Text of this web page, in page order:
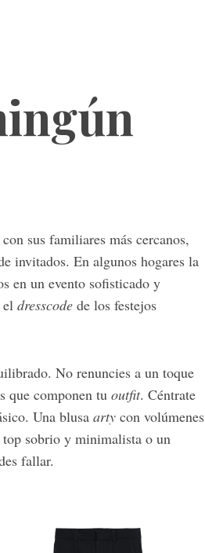
sus familiares más cercanos,
invitados. En algunos hogares la
en un evento sofisticado y
el dresscode de los festejos
No renuncies a un toque
que componen tu outfit. Céntrate
Una blusa arty con volúmenes
top sobrio y minimalista o un
fallar.